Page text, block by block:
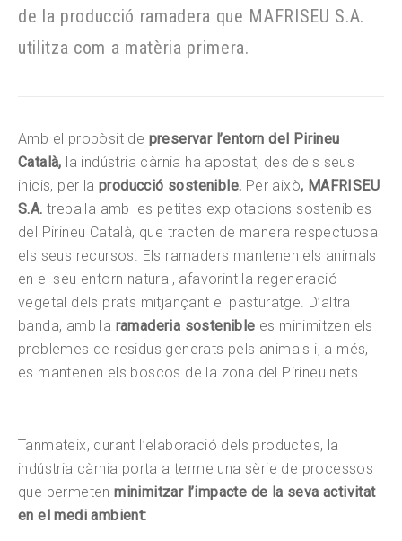
de la producció ramadera que MAFRISEU S.A.
utilitza com a matèria primera.
Amb el propòsit de preservar l’entorn del Pirineu
Català, la indústria càrnia ha apostat, des dels seus
inicis, per la producció sostenible. Per això, MAFRISEU
S.A. treballa amb les petites explotacions sostenibles
del Pirineu Català, que tracten de manera respectuosa
els seus recursos. Els ramaders mantenen els animals
en el seu entorn natural, afavorint la regeneració
vegetal dels prats mitjançant el pasturatge. D’altra
banda, amb la ramaderia sostenible es minimitzen els
problemes de residus generats pels animals i, a més,
es mantenen els boscos de la zona del Pirineu nets.
Tanmateix, durant l’elaboració dels productes, la
indústria càrnia porta a terme una sèrie de processos
que permetenminimitzar l’impacte de la seva activitat
en el medi ambient: